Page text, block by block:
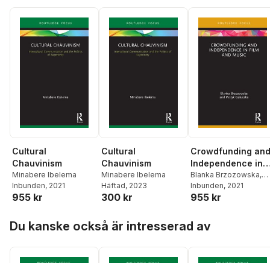
Johan Fornäs,Ingrid
Forsler,Michael
Forsman,Heike Graf,
Camilla Hermansson
Peter Jakobsson,Sofia
Magnus Rodell
Sven Olov
Wallenstein,Espen
Ytreberg,Patrik Åker
Stiernstedt,Maria
Norbäck,Jonas
Ohlsson
Cultural
Chauvinism
Minabere Ibelema
Inbunden, 2021
955 kr
Cultural
Chauvinism
Minabere Ibelema
Häftad, 2023
300 kr
Crowdfunding and
Independence in
Film and Music
Blanka Brzozowska,
Patryk Galuszka
Inbunden, 2021
955 kr
Du kanske också är intresserad av